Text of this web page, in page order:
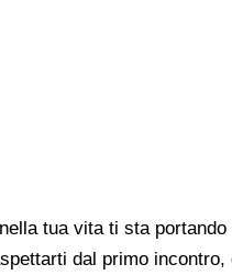
tua vita ti sta
dal primo